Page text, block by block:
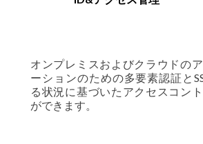
オンプレミスおよびクラウドの
ーションのための多要素認証と
る状況に基づいたアクセスコン
ができます。